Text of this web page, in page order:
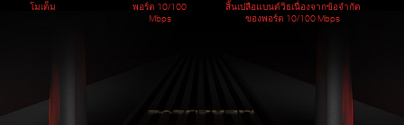
โมเด็ม
พอร์ต 10/100
Mbps
สิ้นเปลือแบนด์วิธเนื่องจากข้อจำกัด
ของพอร์ต 10/100 Mbps